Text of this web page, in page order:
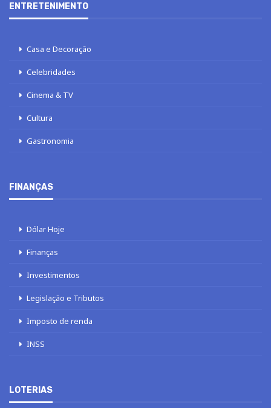
ENTRETENIMENTO
Casa e Decoração
Celebridades
Cinema & TV
Cultura
Gastronomia
FINANÇAS
Dólar Hoje
Finanças
Investimentos
Legislação e Tributos
Imposto de renda
INSS
LOTERIAS